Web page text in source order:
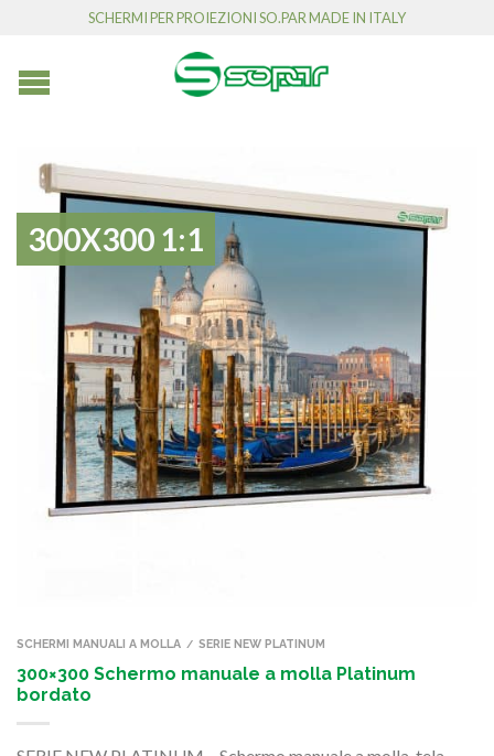
SCHERMI PER PROIEZIONI SO.PAR MADE IN ITALY
300X300 1:1
SCHERMI MANUALI A MOLLA / SERIE NEW PLATINUM
300×300 Schermo manuale a molla Platinum
bordato